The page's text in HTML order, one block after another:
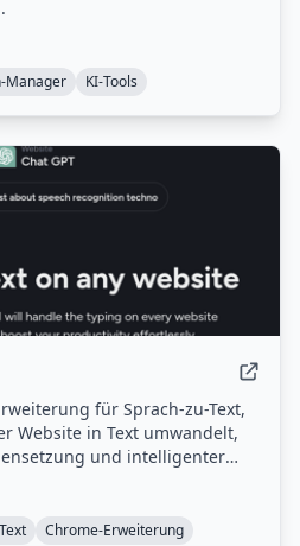
Manager KI-Tools
für Sprach-zu-Text,
Website in Text umwandelt,
und intelligenter
Chrome-Erweiterung